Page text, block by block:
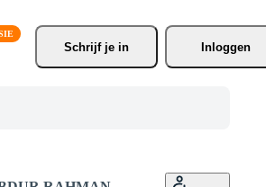
Schrijf je in Inloggen